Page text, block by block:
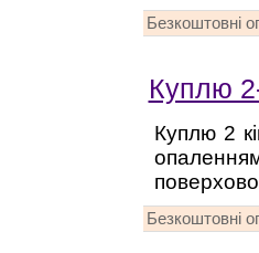
Безкоштовні
Куплю
Куплю 2
Безкоштовні